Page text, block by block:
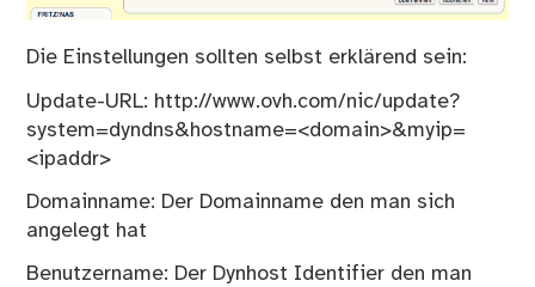
Die Einstellungen sollten selbst erklärend sein:
Update-URL: http://www.ovh.com/nic/update?
system=dyndns&hostname=<domain>&myip=
<ipaddr>
Domainname: Der Domainname den man sich
angelegt hat
Benutzername: Der Dynhost Identifier den man